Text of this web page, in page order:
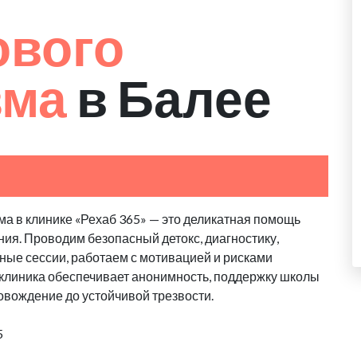
в Балее
в клинике «Рехаб 365» — это деликатная помощь
Проводим безопасный детокс, диагностику,
сессии, работаем с мотивацией и рисками
обеспечивает анонимность, поддержку школы
до устойчивой трезвости.